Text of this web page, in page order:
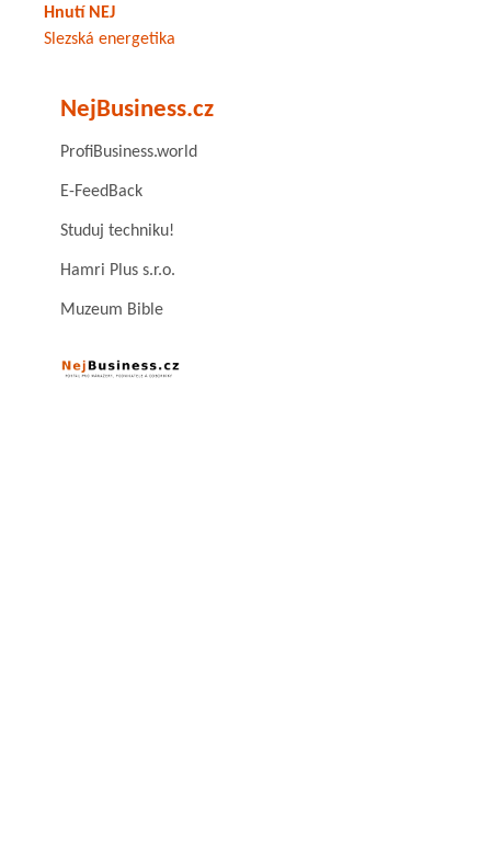
Hnutí NEJ
Slezská energetika
NejBusiness.cz
ProfiBusiness.world
E-FeedBack
Studuj techniku!
Hamri Plus s.r.o.
Muzeum Bible